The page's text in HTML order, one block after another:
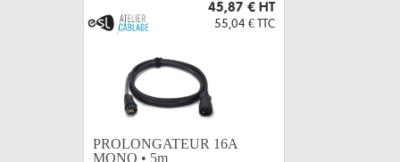
45,87 € HT
55,04 € TTC
PROLONGATEUR 16A
MONO • 5m